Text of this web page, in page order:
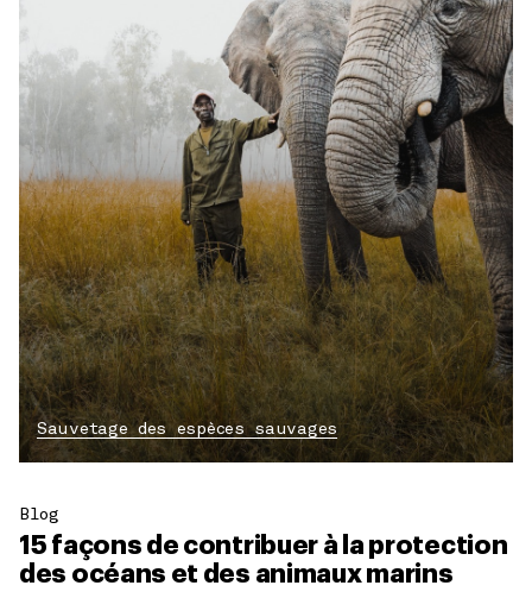
Sauvetage des espèces sauvages
Blog
15 façons de contribuer à la protection
des océans et des animaux marins